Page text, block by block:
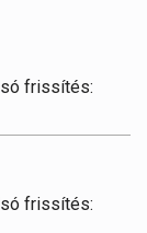
frissítés:
frissítés: